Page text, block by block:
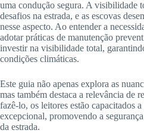
uma condução segura. A visibilidade
desafios na estrada, e as escovas
nesse aspecto. Ao entender a
adotar práticas de manutenção
investir na visibilidade total,
condições climáticas.
Este guia não apenas explora as
mas também destaca a relevância de
fazê-lo, os leitores estão capacitados
excepcional, promovendo a
da estrada.